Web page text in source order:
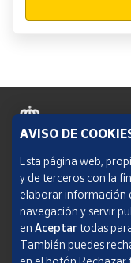
Política de cookies
Aviso legal
Condiciones del servicio
Política de Privacidad
AVISO DE
Esta página web,
y de terceros con la
elaborar información
navegación y servir
en Aceptar todas
También puedes